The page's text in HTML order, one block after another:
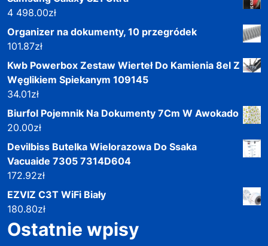
4 498.00zł
Organizer na dokumenty, 10 przegródek
101.87zł
Kwb Powerbox Zestaw Wierteł Do Kamienia 8el Z
Węglikiem Spiekanym 109145
34.01zł
Biurfol Pojemnik Na Dokumenty 7Cm W Awokado
20.00zł
Devilbiss Butelka Wielorazowa Do Ssaka
Vacuaide 7305 7314D604
172.92zł
EZVIZ C3T WiFi Biały
180.80zł
Ostatnie wpisy